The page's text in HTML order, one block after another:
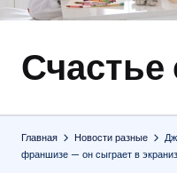
Счастье
Быт,
отношения
Главная Новости разные
франшизе — он сыграет в